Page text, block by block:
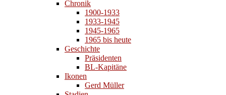
Chronik
1900-1933
1933-1945
1945-1965
1965 bis heute
Geschichte
Präsidenten
BL-Kapitäne
Ikonen
Gerd Müller